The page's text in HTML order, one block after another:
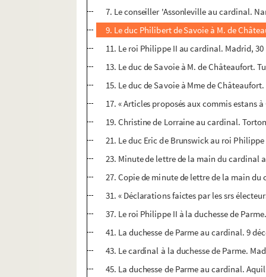
7. Le conseiller 'Assonleville au cardinal.
9. Le duc Philibert de Savoie à M. de
11. Le roi Philippe II au cardinal. Madrid, 30
13. Le duc de Savoie à M. de Châteaufort.
15. Le duc de Savoie à Mme de
17. « Articles proposés aux commis estans
19. Christine de Lorraine au cardinal.
21. Le duc Eric de Brunswick au roi
23. Minute de lettre de la main du cardinal
27. Copie de minute de lettre de la main
31. « Déclarations faictes par les srs
37. Le roi Philippe II à la duchesse de
41. La duchesse de Parme au cardinal. 9
43. Le cardinal à la duchesse de Parme.
45. La duchesse de Parme au cardinal.